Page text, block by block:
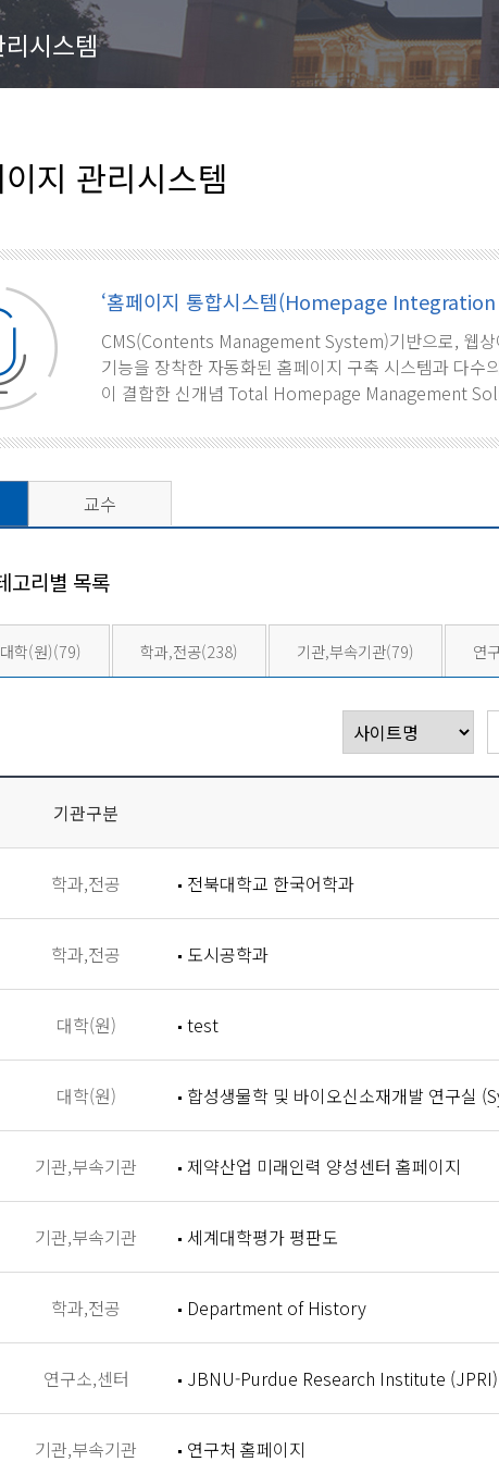
시스템
지 관리시스템
‘홈페이지 통합시스템(Homepage Integration
CMS(Contents Management System)기반으로, 웹
기능을 장착한 자동화된 홈페이지 구축 시스템과 다수
이 결합한 신개념 Total Homepage Management
교수
고리별 목록
대학(원)(79) 학과,전공(238) 기관,부속기관(79) 연
기관구분
학과,전공 전북대학교 한국어학과
학과,전공 도시공학과
대학(원) test
대학(원) 합성생물학 및 바이오신소재개발 연구
기관,부속기관 제약산업 미래인력 양성센터 홈페이지
기관,부속기관 세계대학평가 평판도
학과,전공 Department of History
연구소,센터 JBNU-Purdue Research Institute (JPRI)
기관,부속기관 연구처 홈페이지